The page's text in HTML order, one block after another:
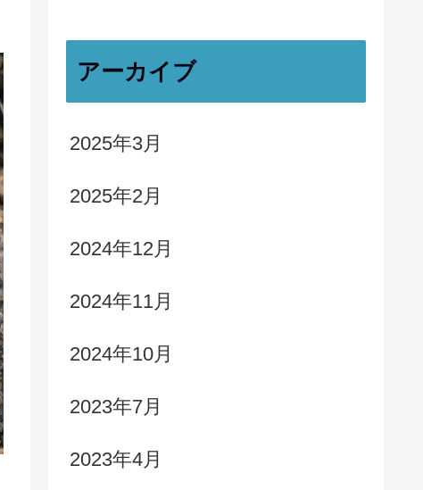
アーカイブ
2025年3月
2025年2月
2024年12月
2024年11月
2024年10月
2023年7月
2023年4月